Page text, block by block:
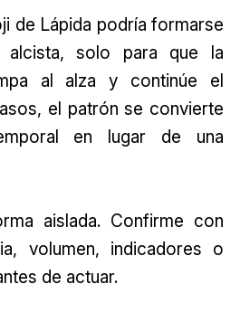
de Lápida podría formarse
alcista, solo para que la
al alza y continúe el
el patrón se convierte
en lugar de una
aislada. Confirme con
volumen, indicadores o
de actuar.